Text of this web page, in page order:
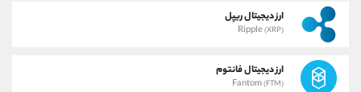
ارز دیجیتال ریپل
Ripple(XRP)
ارز دیجیتال فانتوم
Fantom(FTM)